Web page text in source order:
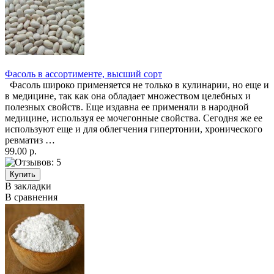
Фасоль в ассортименте, высший сорт
Фасоль широко применяется не только в кулинарии, но еще и
в медицине, так как она обладает множеством целебных и
полезных свойств. Еще издавна ее применяли в народной
медицине, используя ее мочегонные свойства. Сегодня же ее
используют еще и для облегчения гипертонии, хронического
ревматиз …
99.00 р.
В закладки
В сравнения